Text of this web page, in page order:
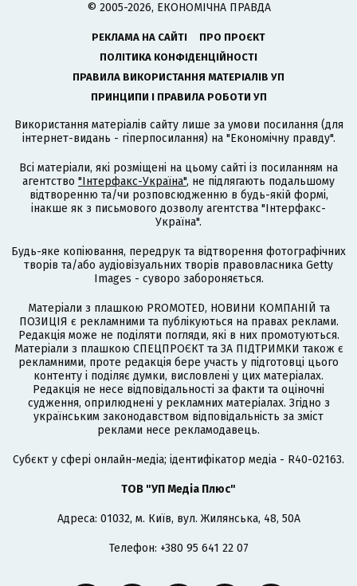
© 2005-2026, ЕКОНОМІЧНА ПРАВДА
РЕКЛАМА НА САЙТІ
ПРО ПРОЄКТ
ПОЛІТИКА КОНФІДЕНЦІЙНОСТІ
ПРАВИЛА ВИКОРИСТАННЯ МАТЕРІАЛІВ УП
ПРИНЦИПИ І ПРАВИЛА РОБОТИ УП
Використання матеріалів сайту лише за умови посилання (для
інтернет-видань - гіперпосилання) на "Економічну правду".
Всі матеріали, які розміщені на цьому сайті із посиланням на
агентство "Інтерфакс-Україна", не підлягають подальшому
відтворенню та/чи розповсюдженню в будь-якій формі,
інакше як з письмового дозволу агентства "Інтерфакс-
Україна".
Будь-яке копіювання, передрук та відтворення фотографічних
творів та/або аудіовізуальних творів правовласника Getty
Images - суворо забороняється.
Матеріали з плашкою PROMOTED, НОВИНИ КОМПАНІЙ та
ПОЗИЦІЯ є рекламними та публікуються на правах реклами.
Редакція може не поділяти погляди, які в них промотуються.
Матеріали з плашкою СПЕЦПРОЄКТ та ЗА ПІДТРИМКИ також є
рекламними, проте редакція бере участь у підготовці цього
контенту і поділяє думки, висловлені у цих матеріалах.
Редакція не несе відповідальності за факти та оціночні
судження, оприлюднені у рекламних матеріалах. Згідно з
українським законодавством відповідальність за зміст
реклами несе рекламодавець.
Cубєкт у сфері онлайн-медіа; ідентифікатор медіа - R40-02163.
ТОВ "УП Медіа Плюс"
Адреса: 01032, м. Київ, вул. Жилянська, 48, 50А
Телефон: +380 95 641 22 07